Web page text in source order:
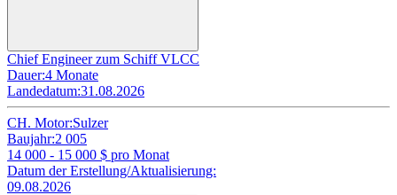
Chief Engineer zum Schiff VLCC
Dauer:4 Monate
Landedatum:31.08.2026
CH. Motor:Sulzer
Baujahr:2 005
14 000 - 15 000 $ pro Monat
Datum der Erstellung/Aktualisierung:
09.08.2026